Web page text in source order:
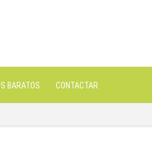
BARATOS CONTACTAR